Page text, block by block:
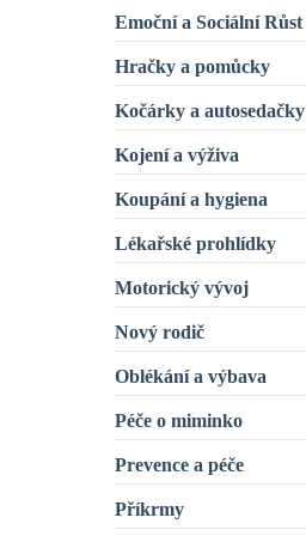
Emoční a Sociální Růst
Hračky a pomůcky
Kočárky a autosedačky
Kojení a výživa
Koupání a hygiena
Lékařské prohlídky
Motorický vývoj
Nový rodič
Oblékání a výbava
Péče o miminko
Prevence a péče
Příkrmy